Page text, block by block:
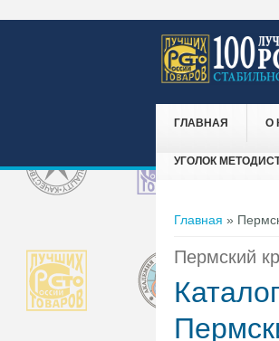
ГЛАВНАЯ О
УГОЛОК
Вы здесь
Главная »
Пермский